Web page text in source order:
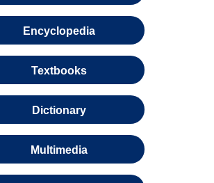
Encyclopedia
Textbooks
Dictionary
Multimedia